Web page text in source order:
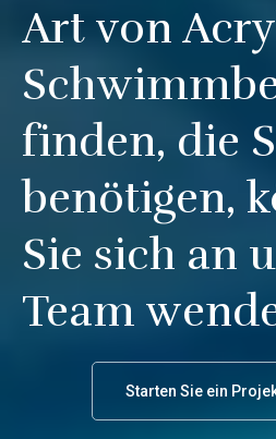
Art von
finden, die
benötigen,
Sie sich an
Team
Starten Sie ein